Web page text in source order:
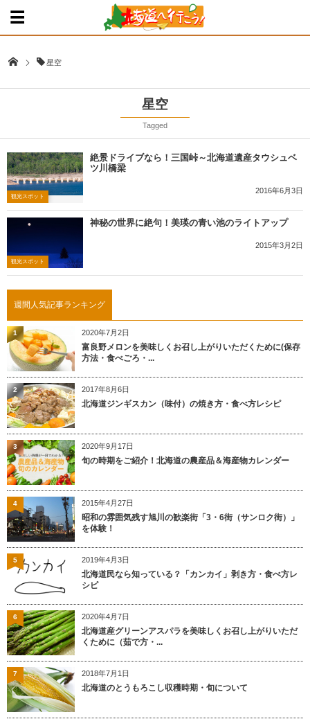
星空
星空
Tagged
観光スポット
絶景ドライブなら！三国峠～北海道遺産タウシュベ
ツ川橋梁
2016年6月3日
観光スポット
神秘の世界に絶句！美瑛の青い池のライトアップ
2015年3月2日
週間人気記事ランキング
2020年7月2日
富良野メロンを美味しくお召し上がりいただくために(保存
方法・食べごろ・...
1
2017年8月6日
北海道ジンギスカン（味付）の焼き方・食べ方レシピ
2
2020年9月17日
旬の時期をご紹介！北海道の農産品＆海産物カレンダー
3
2015年4月27日
昭和の雰囲気残す旭川の歓楽街「3・6街（サンロク街）」
を体験！
4
2019年4月3日
北海道民なら知っている？「カンカイ」剥き方・食べ方レ
シピ
5
2020年4月7日
北海道産グリーンアスパラを美味しくお召し上がりいただ
くために（茹で方・...
6
2018年7月1日
北海道のとうもろこし収穫時期・旬について
7